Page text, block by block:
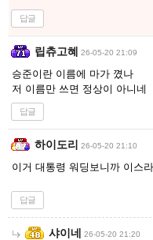
답글
립츄고혜 26-05-20 21:09
승준이란 이름에 마가 꼈나
저 이름만 쓰면 정상이 아니네
답글
하이도리 26-05-20 21:10
이거 대통령 워딩보니까 이스
답글
샤이네 26-05-20 21:20